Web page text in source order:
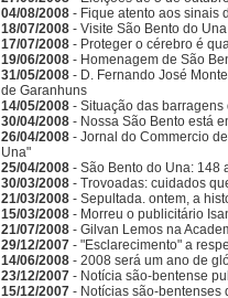
04/08/2008 - Fique atento aos sinais
18/07/2008 - Visite São Bento do
17/07/2008 - Proteger o cérebro é
19/06/2008 - Homenagem de São
31/05/2008 - D. Fernando José
de Garanhuns
14/05/2008 - Situação das
30/04/2008 - Nossa São Bento está
26/04/2008 - Jornal do Commercio
Una"
25/04/2008 - São Bento do Una: 148
30/03/2008 - Trovoadas: cuidados
21/03/2008 - Sepultada. ontem, a
15/03/2008 - Morreu o publicitário
21/07/2008 - Gilvan Lemos na
29/12/2007 - "Esclarecimento" a
14/06/2008 - 2008 será um ano de
23/12/2007 - Notícia são-bentense
15/12/2007 - Notícias são-bentenses